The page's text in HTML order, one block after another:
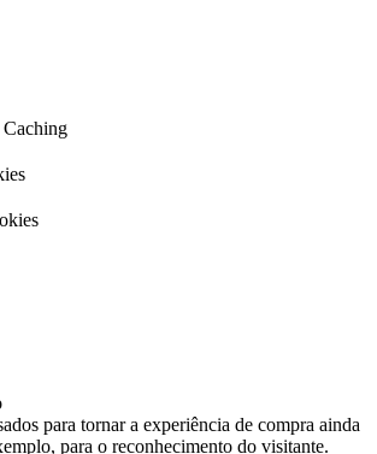
Caching
para tornar a experiência de compra ainda
para o reconhecimento do visitante.